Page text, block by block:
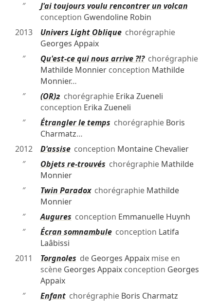
″
J'ai toujours voulu rencontrer un volcan
conception Gwendoline Robin
2013
Univers Light Obliquechorégraphie
Georges Appaix
″
Qu'est-ce qui nous arrive ?!?chorégraphie
Mathilde Monnierconception Mathilde
Monnier…
″
(OR)2 chorégraphie Erika Zueneli
conception Erika Zueneli
″
Étrangler le temps chorégraphie Boris
Charmatz…
2012
D'assiseconception Montaine Chevalier
″
Objets re-trouvés chorégraphie Mathilde
Monnier
″
Twin Paradoxchorégraphie Mathilde
Monnier
″
Augures conception Emmanuelle Huynh
″
Écran somnambuleconception Latifa
Laâbissi
2011
Torgnoles de Georges Appaixmise en
scène Georges Appaixconception Georges
Appaix
″
Enfantchorégraphie Boris Charmatz